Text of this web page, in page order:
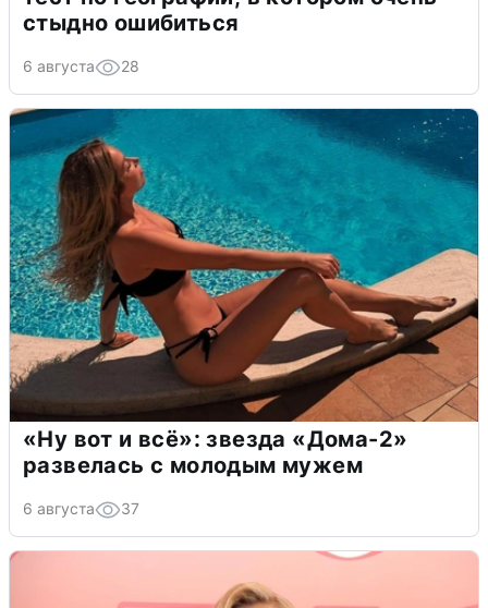
стыдно ошибиться
6 августа 28
«Ну вот и всё»: звезда «Дома-2»
развелась с молодым мужем
6 августа 37